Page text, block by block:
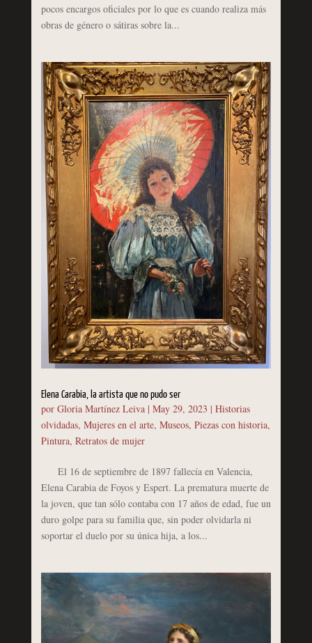
pocos encargos oficiales por lo que es cuando realiza más
obras de género o sátiras sobre la...
Elena Carabia, la artista que no pudo ser
por Gloria Martínez Leiva| May 29, 2023 | Historias
olvidadas, Mujeres en el arte, Museos, Piezas con historia,
Pintura, Retratos de mujer
El 16 de septiembre de 1897 fallecía en Valencia,
Elena Carabia de Foyos y Espert. La prematura muerte de
la joven, que tan sólo contaba con 17 años de edad, fue un
duro golpe para su familia que, sin poder olvidarla ni
soportar el duelo por su única hija, a los...